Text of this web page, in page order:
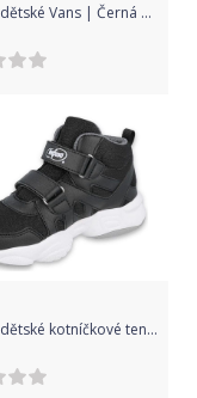
Tenisky dětské Vans | Černá | Chlapecké | 32,5
Befado dětské kotníčkové tenisky Sport 516X052/516Y052 27 černá